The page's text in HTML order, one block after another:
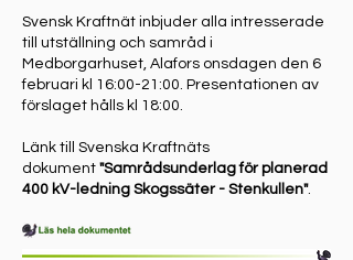
Svensk Kraftnät inbjuder alla intresserade
till utställning och samråd i
Medborgarhuset, Alafors onsdagen den 6
februari kl 16:00-21:00. Presentationen av
förslaget hålls kl 18:00.
Länk till Svenska Kraftnäts
dokument "Samrådsunderlag för planerad
400 kV-ledning Skogssäter - Stenkullen".